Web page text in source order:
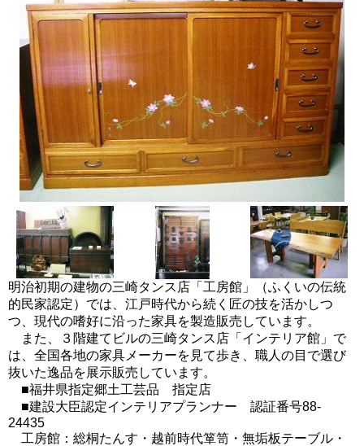
明治初期の建物の三崎タンス店「工房館」（ふくいの伝統
的民家認定）では、江戸時代から続く匠の技を活かしつ
つ、現代の嗜好に沿った家具を製造販売しています。
また、３階建てビルの三崎タンス店「インテリア館」で
は、全国各地の家具メーカーを見て歩き、職人の目で選び
抜いた逸品を展示販売しています。
■福井県指定郷土工芸品 指定店
■建設大臣認定インテリアプランナー 認証番号88-
24435
工房館：総桐たんす・越前時代箪笥・無垢板テーブル・